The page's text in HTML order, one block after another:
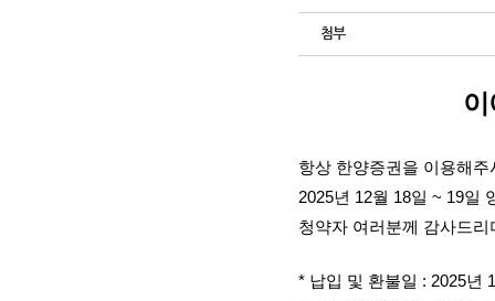
첨부
항상 한양증권을 이용해
2025년 12월 18일 ~ 19일
청약자 여러분께 감사드
* 납입 및 환불일 : 2025년